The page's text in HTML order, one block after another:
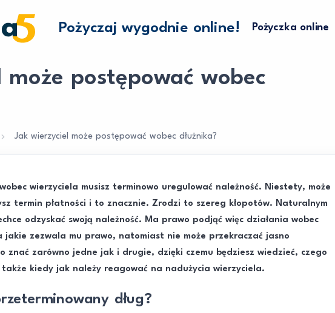
Pożyczaj wygodnie online! Pożyczka online
może postępować wobec
Jak wierzyciel może postępować wobec dłużnika?
wierzyciela musisz terminowo uregulować należność. Niestety, może
termin płatności i to znacznie. Zrodzi to szereg kłopotów. Naturalnym
odzyskać swoją należność. Ma prawo podjąć więc działania wobec
zezwala mu prawo, natomiast nie może przekraczać jasno
znać zarówno jedne jak i drugie, dzięki czemu będziesz wiedzieć, czego
także kiedy jak należy reagować na nadużycia wierzyciela.
dług?